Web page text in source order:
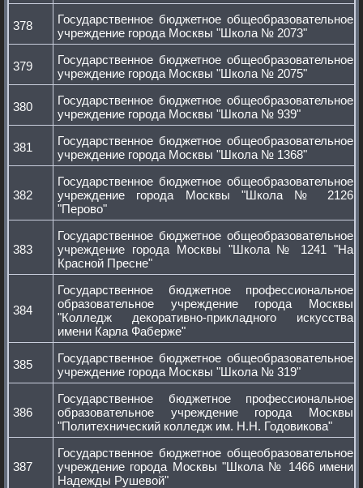
378
Государственное бюджетное общеобразовательное
учреждение города Москвы "Школа № 2073"
379
Государственное бюджетное общеобразовательное
учреждение города Москвы "Школа № 2075"
380
Государственное бюджетное общеобразовательное
учреждение города Москвы "Школа № 939"
381
Государственное бюджетное общеобразовательное
учреждение города Москвы "Школа № 1368"
382
Государственное бюджетное общеобразовательное
учреждение города Москвы "Школа № 2126
"Перово"
383
Государственное бюджетное общеобразовательное
учреждение города Москвы "Школа № 1241 "На
Красной Пресне"
384
Государственное бюджетное профессиональное
образовательное учреждение города Москвы
"Колледж декоративно-прикладного искусства
имени Карла Фаберже"
385
Государственное бюджетное общеобразовательное
учреждение города Москвы "Школа № 319"
386
Государственное бюджетное профессиональное
образовательное учреждение города Москвы
"Политехнический колледж им. Н.Н. Годовикова"
387
Государственное бюджетное общеобразовательное
учреждение города Москвы "Школа № 1466 имени
Надежды Рушевой"